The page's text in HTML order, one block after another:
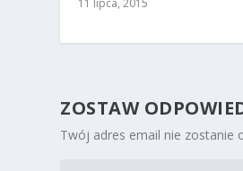
11 lipca, 2015
ZOSTAW
Twój adres email nie zostanie